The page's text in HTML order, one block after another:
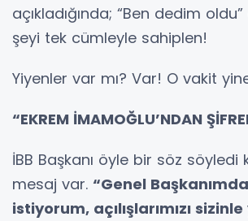
açıkladığında; “Ben dedim
şeyi tek cümleyle sahiplen!
Yiyenler var mı? Var! O vakit
“EKREM İMAMOĞLU’NDAN
İBB Başkanı öyle bir söz söyledi
mesaj var. “Genel
istiyorum, açılışlarımızı